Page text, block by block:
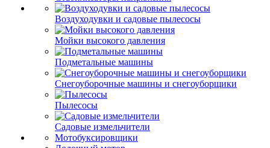
Воздуходувки и садовые пылесосы
Мойки высокого давления
Подметальные машины
Снегоуборочные машины и снегоуборщики
Пылесосы
Садовые измельчители
Мотобуксировщики